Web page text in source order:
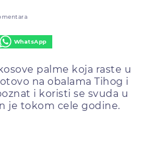
WhatsApp
palme koja raste u
na obalama Tihog i
i koristi se svuda u
je tokom cele godine.